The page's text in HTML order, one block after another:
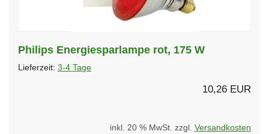
Philips Energiesparlampe rot, 175 W
Lieferzeit: 3-4 Tage
10,26 EUR
inkl. 20 % MwSt. zzgl. Versandkosten